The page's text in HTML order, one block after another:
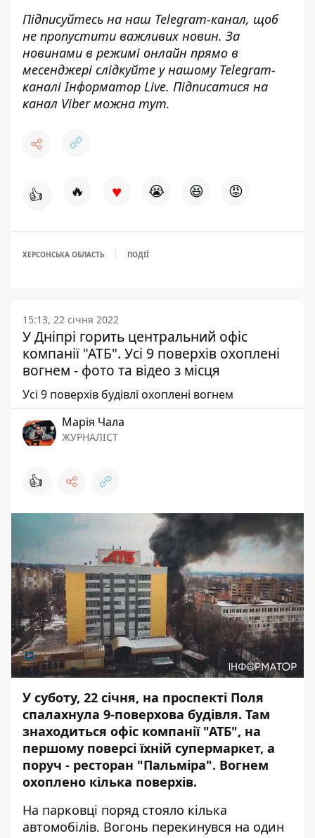
Підписуйтесь на наш Telegram-канал, щоб
не пропустити важливих новин. За
новинами в режимі онлайн прямо в
месенджері слідкуйте у нашому Telegram-
каналіІнформатор Live. Підписатися на
канал Viber можна тут.
👍 🔥 ♥ 😭 😆 😡
ХЕРСОНСЬКА ОБЛАСТЬ ПОДІЇ
15:13, 22 січня 2022
У Дніпрі горить центральний офіс
компанії "АТБ". Усі 9 поверхів охоплені
вогнем - фото та відео з місця
Усі 9 поверхів будівлі охоплені вогнем
Марія Чала
ЖУРНАЛІСТ
👍
У суботу, 22 січня, на проспекті Поля
спалахнула 9-поверхова будівля. Там
знаходиться офіс компанії "АТБ", на
першому поверсі їхній супермаркет, а
поруч - ресторан "Пальміра". Вогнем
охоплено кілька поверхів.
На парковці поряд стояло кілька
автомобілів. Вогонь перекинувся на один